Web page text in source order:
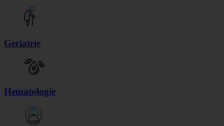
Geriatrie
Hematologie